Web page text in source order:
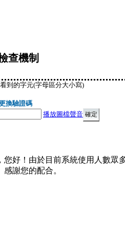
查機制
到的字元(字母區分大小寫)
換驗證碼
播放圖檔聲音
您好！由於目前系統使用人數眾
謝您的配合。